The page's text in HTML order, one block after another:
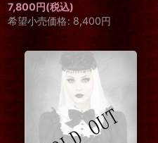
7,800円(税込)
希望小売価格: 8,400円